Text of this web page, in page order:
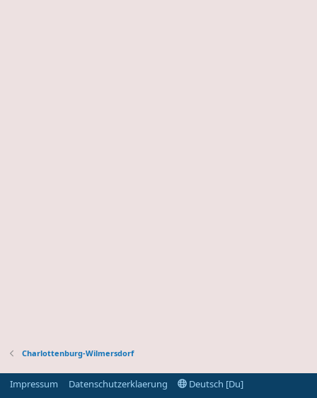
Charlottenburg-Wilmersdorf
Impressum Datenschutzerklaerung
Deutsch [Du]